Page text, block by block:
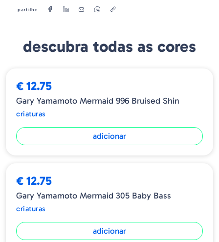
partilhe
descubra todas as cores
€ 12.75
Gary Yamamoto Mermaid 996 Bruised Shin
criaturas
adicionar
€ 12.75
Gary Yamamoto Mermaid 305 Baby Bass
criaturas
adicionar